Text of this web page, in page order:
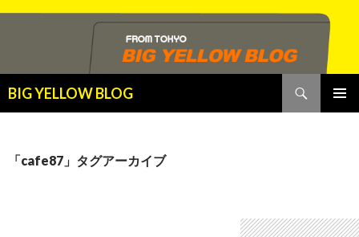
BIG YELLOW BLOG
索
ン「cafe87」タグアーカイブ